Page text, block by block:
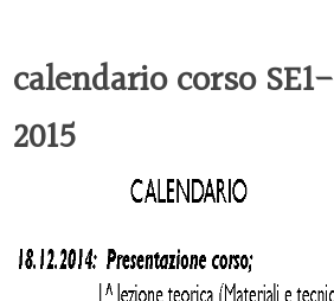
calendario corso SE1-
2015